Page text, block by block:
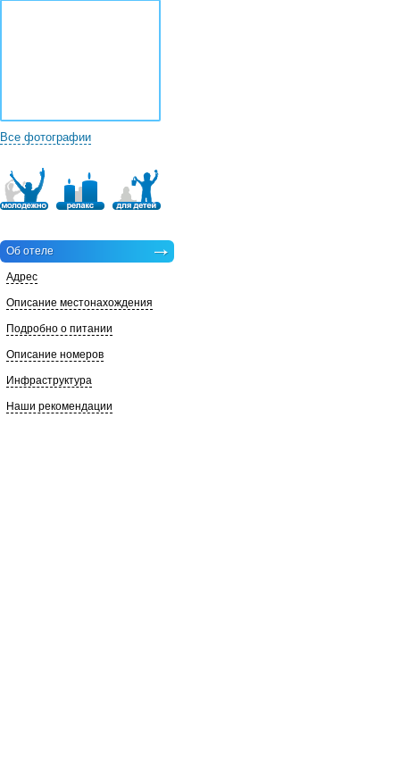
Все фотографии
Об отеле
Адрес
Описание местонахождения
Подробно о питании
Описание номеров
Инфраструктура
Наши рекомендации